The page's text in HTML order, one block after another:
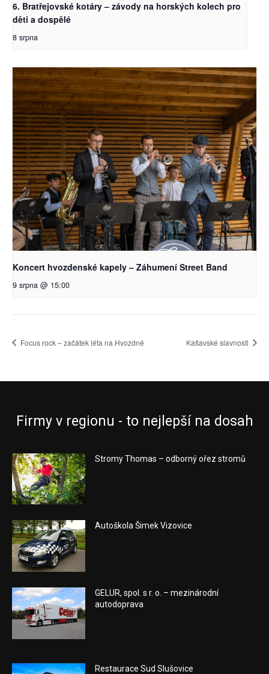
6. Bratřejovské kotáry – závody na horských kolech pro
děti a dospělé
8 srpna
Koncert hvozdenské kapely – Záhumení Street Band
9 srpna @ 15:00
Focus rock – začátek léta na Hvozdné Kašavské slavnosti
Firmy v regionu - to nejlepší na dosah
Stromy Thomas – odborný ořez stromů
Autoškola Šimek Vizovice
GELUR, spol. s r. o. – mezinárodní
autodoprava
Restaurace Sud Slušovice